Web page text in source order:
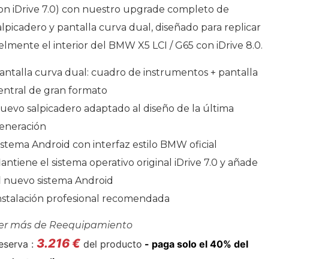
iDrive 7.0) con nuestro upgrade completo de
y pantalla curva dual, diseñado para replicar
el interior del BMW X5 LCI / G65 con iDrive 8.0.
curva dual: cuadro de instrumentos + pantalla
de gran formato
salpicadero adaptado al diseño de la última
Android con interfaz estilo BMW oficial
el sistema operativo original iDrive 7.0 y añade
nuevo sistema Android
profesional recomendada
más de Reequipamiento
:3.216€ del producto